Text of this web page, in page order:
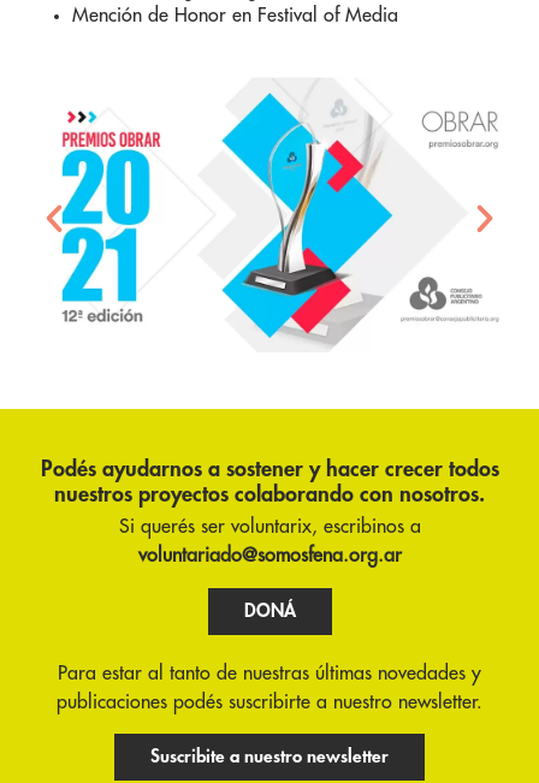
Mención de Honor en Festival of Media
Podés ayudarnos a sostener y hacer crecer todos
nuestros proyectos colaborando con nosotros.
Si querés ser voluntarix, escribinos a
voluntariado@somosfena.org.ar
DONÁ
Para estar al tanto de nuestras últimas novedades y
publicaciones podés suscribirte a nuestro newsletter.
Suscribite a nuestro newsletter